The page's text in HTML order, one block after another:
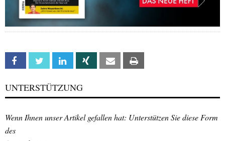
Facebook Twitter Linkedin Xing Email
UNTERSTÜTZUNG
Wenn Ihnen unser Artikel gefallen hat: Unterstützen Sie diese Form
des